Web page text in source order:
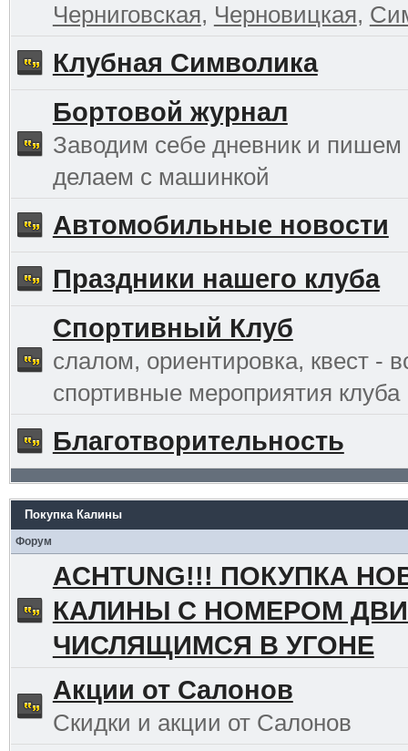
Черниговская, Черновицкая,
Клубная Символика
Бортовой журнал
Заводим себе дневник и пишем
делаем с машинкой
Автомобильные новости
Праздники нашего клуба
Спортивный Клуб
слалом, ориентировка, квест -
спортивные мероприятия клуба
Благотворительность
Покупка Калины
Форум
ACHTUNG!!! ПОКУПКА
КАЛИНЫ С НОМЕРОМ
ЧИСЛЯЩИМСЯ В УГОНЕ
Акции от Салонов
Скидки и акции от Салонов